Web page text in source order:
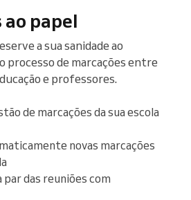
ao papel
a sua sanidade ao
processo de marcações entre
e professores.
de marcações da sua escola
novas marcações
das reuniões com